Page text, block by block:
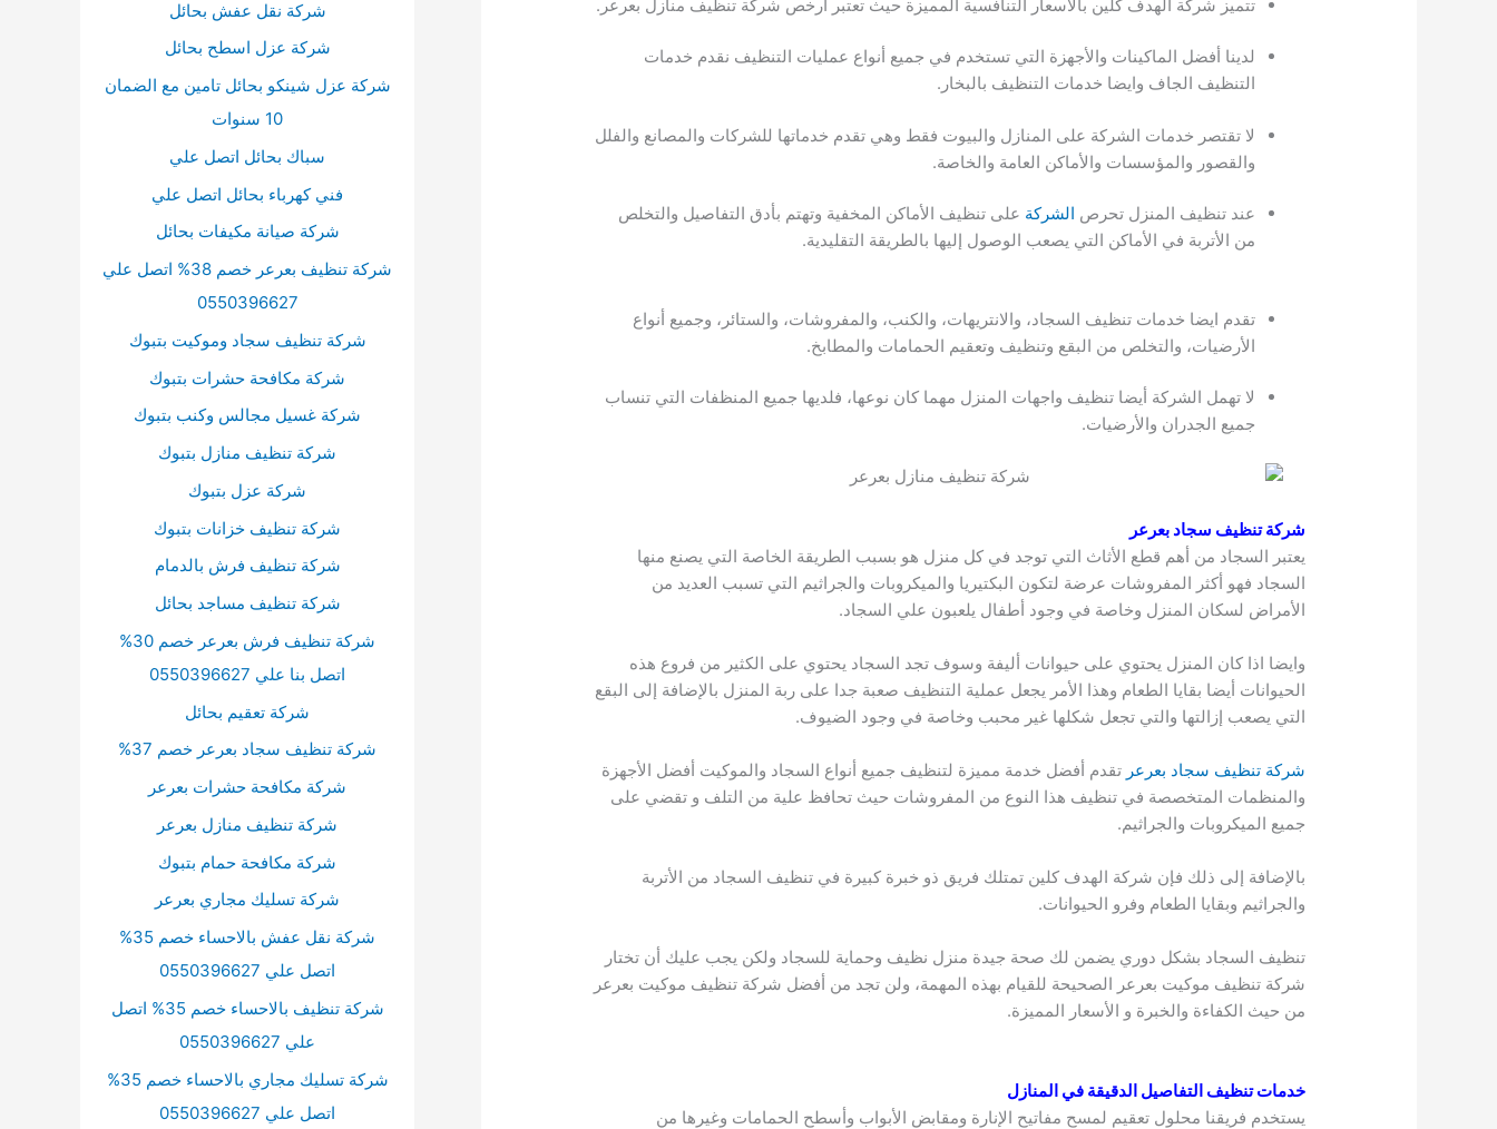
تتميز شركة الهدف كلين بالأسعار التنافسية المميزة حيث تعتبر ارخص شركة تنظيف منازل بعرعر.
لدينا أفضل الماكينات والأجهزة التي تستخدم في جميع أنواع عمليات التنظيف نقدم خدمات
التنظيف الجاف وايضا خدمات التنظيف بالبخار.
لا تقتصر خدمات الشركة على المنازل والبيوت فقط وهي تقدم خدماتها للشركات والمصانع والفلل
والقصور والمؤسسات والأماكن العامة والخاصة.
عند تنظيف المنزل تحرص الشركة على تنظيف الأماكن المخفية وتهتم بأدق التفاصيل والتخلص
من الأتربة في الأماكن التي يصعب الوصول إليها بالطريقة التقليدية.
تقدم ايضا خدمات تنظيف السجاد، والانتريهات، والكنب، والمفروشات، والستائر، وجميع أنواع
الأرضيات، والتخلص من البقع وتنظيف وتعقيم الحمامات والمطابخ.
لا تهمل الشركة أيضا تنظيف واجهات المنزل مهما كان نوعها، فلديها جميع المنظفات التي تنساب
جميع الجدران والأرضيات.
شركة تنظيف سجاد بعرعر
يعتبر السجاد من أهم قطع الأثاث التي توجد في كل منزل هو بسبب الطريقة الخاصة التي يصنع منها
السجاد فهو أكثر المفروشات عرضة لتكون البكتيريا والميكروبات والجراثيم التي تسبب العديد من
الأمراض لسكان المنزل وخاصة في وجود أطفال يلعبون علي السجاد.
وايضا اذا كان المنزل يحتوي على حيوانات أليفة وسوف تجد السجاد يحتوي على الكثير من فروع هذه
الحيوانات أيضا بقايا الطعام وهذا الأمر يجعل عملية التنظيف صعبة جدا على ربة المنزل بالإضافة إلى البقع
التي يصعب إزالتها والتي تجعل شكلها غير محبب وخاصة في وجود الضيوف.
شركة تنظيف سجاد بعرعر تقدم أفضل خدمة مميزة لتنظيف جميع أنواع السجاد والموكيت أفضل الأجهزة
والمنظمات المتخصصة في تنظيف هذا النوع من المفروشات حيث تحافظ علية من التلف و تقضي على
جميع الميكروبات والجراثيم.
بالإضافة إلى ذلك فإن شركة الهدف كلين تمتلك فريق ذو خبرة كبيرة في تنظيف السجاد من الأتربة
والجراثيم وبقايا الطعام وفرو الحيوانات.
تنظيف السجاد بشكل دوري يضمن لك صحة جيدة منزل نظيف وحماية للسجاد ولكن يجب عليك أن تختار
شركة تنظيف موكيت بعرعر الصحيحة للقيام بهذه المهمة، ولن تجد من أفضل شركة تنظيف موكيت بعرعر
من حيث الكفاءة والخبرة و الأسعار المميزة.
خدمات تنظيف التفاصيل الدقيقة في المنازل
يستخدم فريقنا محلول تعقيم لمسح مفاتيح الإنارة ومقابض الأبواب وأسطح الحمامات وغيرها من
شركة نقل عفش بحائل
شركة عزل اسطح بحائل
شركة عزل شينكو بحائل تامين مع الضمان
10 سنوات
سباك بحائل اتصل علي
فني كهرباء بحائل اتصل علي
شركة صيانة مكيفات بحائل
شركة تنظيف بعرعر خصم 38% اتصل علي
0550396627
شركة تنظيف سجاد وموكيت بتبوك
شركة مكافحة حشرات بتبوك
شركة غسيل مجالس وكنب بتبوك
شركة تنظيف منازل بتبوك
شركة عزل بتبوك
شركة تنظيف خزانات بتبوك
شركة تنظيف فرش بالدمام
شركة تنظيف مساجد بحائل
شركة تنظيف فرش بعرعر خصم 30%
اتصل بنا علي 0550396627
شركة تعقيم بحائل
شركة تنظيف سجاد بعرعر خصم 37%
شركة مكافحة حشرات بعرعر
شركة تنظيف منازل بعرعر
شركة مكافحة حمام بتبوك
شركة تسليك مجاري بعرعر
شركة نقل عفش بالاحساء خصم 35%
اتصل علي 0550396627
شركة تنظيف بالاحساء خصم 35% اتصل
علي 0550396627
شركة تسليك مجاري بالاحساء خصم 35%
اتصل علي 0550396627